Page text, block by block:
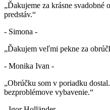
„Ďakujeme za krásne svadobné
predstáv.“
- Simona -
„Ďakujem veľmi pekne za
- Monika Ivan -
„Obrúčku som v poriadku
bezproblémove vybavenie.“